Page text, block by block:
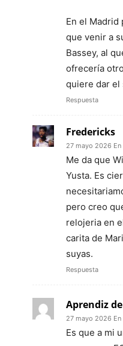
En el Madrid
que venir a
Bassey, al
ofrecería
quiere dar el
Respuesta
Fredericks
27 mayo 2026 En
Me da que
Yusta. Es
pero creo
relojeria en
carita de
suyas.
Respuesta
Aprendiz
27 mayo 2026 En
Es que a mi